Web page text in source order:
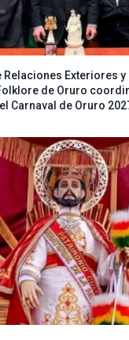
Relaciones Exteriores
de Oruro
Carnaval de Oruro